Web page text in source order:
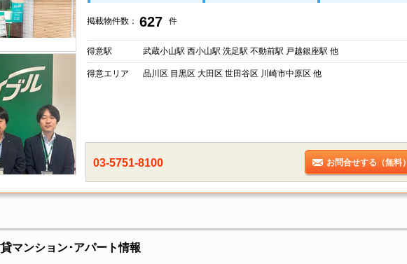
掲載物件数： 627 件
得意駅 武蔵小山駅 西小山駅 洗足駅 不動前駅 戸越銀座駅 他
得意エリア 品川区 目黒区 大田区 世田谷区 川崎市中原区 他
03-5751-8100 お問合せする（無料）
マンション･アパート情報